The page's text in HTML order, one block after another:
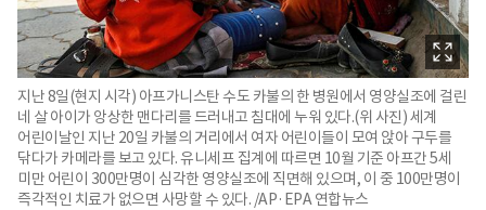
지난 8일(현지 시각) 아프가니스탄 수도 카불의 한 병원에서 영양실조에 걸린
네 살 아이가 앙상한 맨다리를 드러내고 침대에 누워 있다.(위 사진) 세계
어린이날인 지난 20일 카불의 거리에서 여자 어린이들이 모여 앉아 구두를
닦다가 카메라를 보고 있다. 유니세프 집계에 따르면 10월 기준 아프간 5세
미만 어린이 300만명이 심각한 영양실조에 직면해 있으며, 이 중 100만명이
즉각적인 치료가 없으면 사망할 수 있다. /AP·EPA 연합뉴스